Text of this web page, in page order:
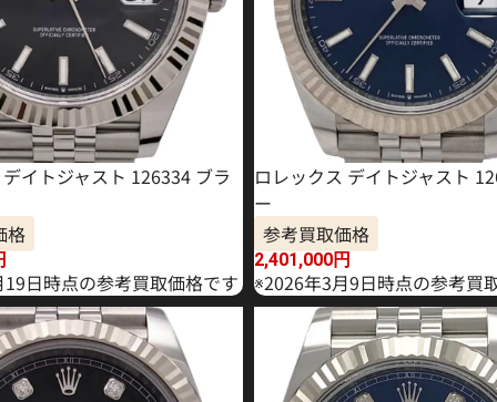
イトジャスト 126334 ブラ
格
日時点の参考買取価格です
ロレックス デイトジャスト
ー
参考買取価格
2,401,000円
※2026年3月9日時点の参考買